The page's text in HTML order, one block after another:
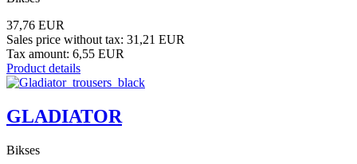
37,76 EUR
Sales price without tax: 31,21 EUR
Tax amount: 6,55 EUR
Product details
GLADIATOR
Bikses